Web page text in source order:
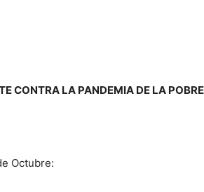
CONTRA LA PANDEMIA DE LA
Octubre: